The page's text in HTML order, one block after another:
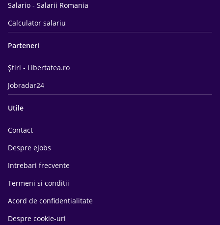
Salario - Salarii Romania
Calculator salariu
Parteneri
Știri - Libertatea.ro
Jobradar24
Utile
Contact
Despre eJobs
Intrebari frecvente
Termeni si conditii
Acord de confidentialitate
Despre cookie-uri